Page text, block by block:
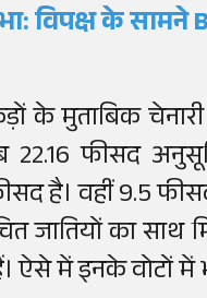
विपक्ष के सामने
के मुताबिक
22.16 फीसद
है। वहीं 9.5
जातियों का साथ
ऐसे में इनके वोटों में